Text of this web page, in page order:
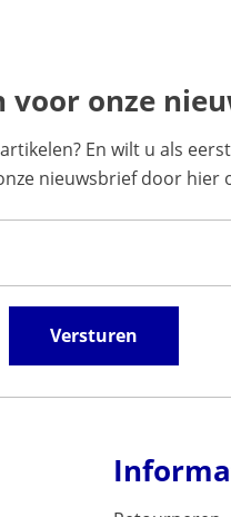
voor onze
En wilt u als
nieuwsbrief door
Versturen